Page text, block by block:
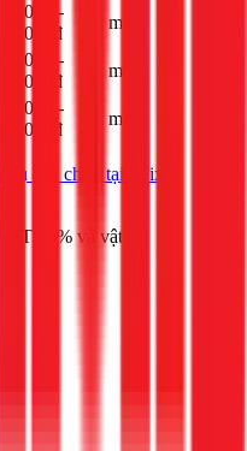
30.000 -
50.000đ
m²
40.000 -
75.000đ
m²
30.000 -
45.000đ
m²
sửa chữa tại 1Fix
10% và vật tư